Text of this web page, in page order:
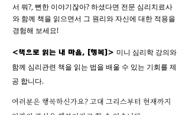
서 뭐?, 뻔한 이야기잖아? 하셨다면 전문 심리치료사
와 함께 책을 읽으면서 그 원리와 자신에 대한 적용을
경험해 보세요!
<책으로 읽는 내 마음, [행복]> 미니 심리학 강의와
함께 심리관련 책을 읽는 법을 배울 수 있는 기회를 제
공 합니다.
여러분은 행복하신가요? 고대 그리스부터 현재까지